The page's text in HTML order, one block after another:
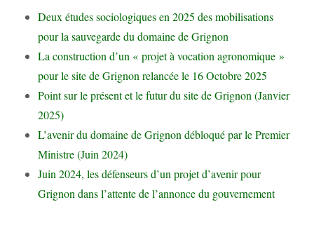
Deux études sociologiques en 2025 des mobilisations
pour la sauvegarde du domaine de Grignon
La construction d’un « projet à vocation agronomique »
pour le site de Grignon relancée le 16 Octobre 2025
Point sur le présent et le futur du site de Grignon (Janvier
2025)
L’avenir du domaine de Grignon débloqué par le Premier
Ministre (Juin 2024)
Juin 2024, les défenseurs d’un projet d’avenir pour
Grignon dans l’attente de l’annonce du gouvernement